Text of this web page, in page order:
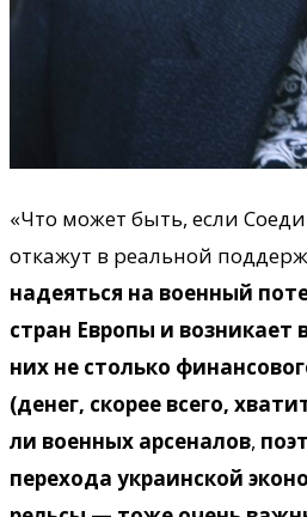
«Что может быть, если
откажут в реальной
надеяться на военный
стран Европы и возникает
них не столько
(денег, скорее всего,
ли военных арсеналов,
перехода украинской